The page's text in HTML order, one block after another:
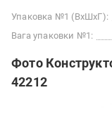
Упаковка №1 (ВхШхГ):
Вага упаковки №1:
Фото
42212